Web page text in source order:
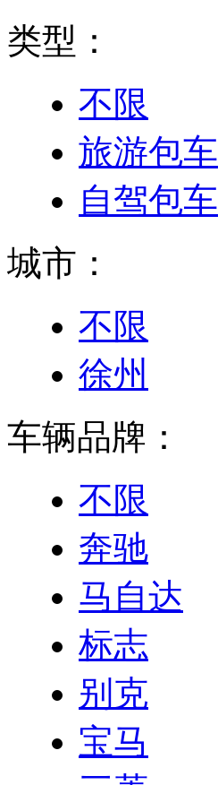
类型：
不限
旅游包车
自驾包车
城市：
不限
徐州
车辆品牌：
不限
奔驰
马自达
标志
别克
宝马